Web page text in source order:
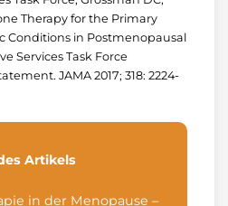
Therapy for the Primary
Conditions in Postmenopausal
Services Task Force
JAMA 2017; 318: 2224-
Artikels
in der Menopause –